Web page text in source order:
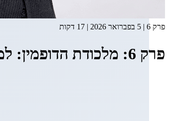
פרק 6
| 5 בפברואר 2026 | 17 דקות
פרק 6: מלכודת הדופמין: למה אני לא מצליחה להפסיק לאכול (גם כשאני שבעה?)